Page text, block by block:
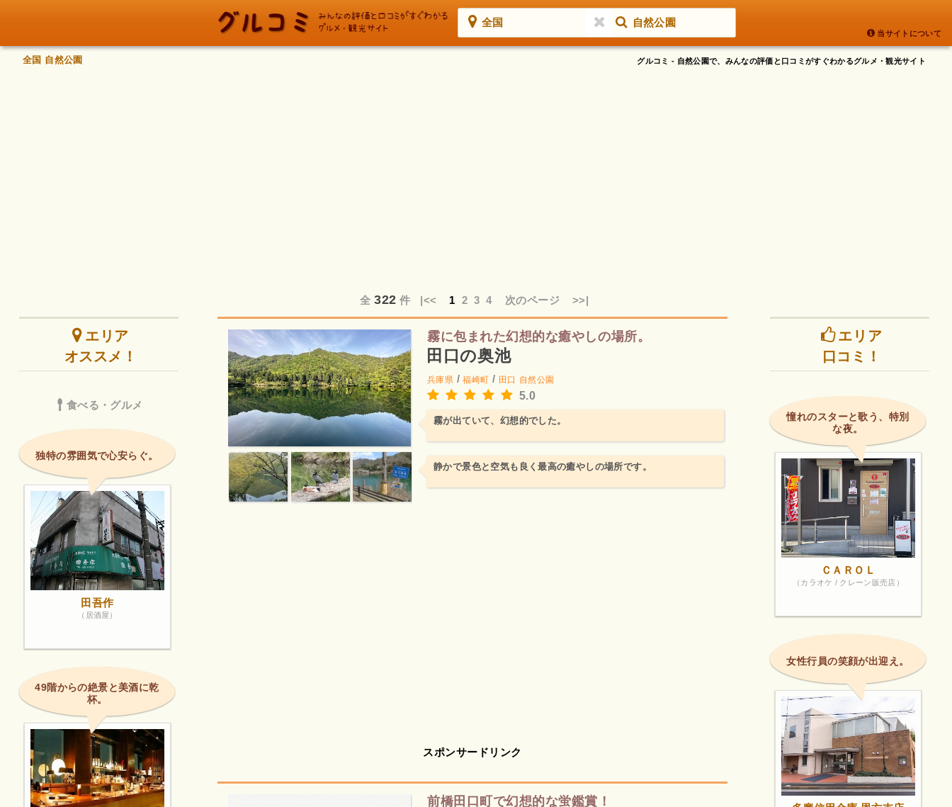
全国 自然公園
当サイトについて
グルコミ - 自然公園で、みんなの評価と口コミがすぐわかるグルメ・観光サイト
全国 自然公園
全322 件 |<< 1 2 3 4 次のページ >>|
霧に包まれた幻想的な癒やしの場所。
田口の奥池
兵庫県 /福崎町 / 田口 自然公園
5.0
霧が出ていて、幻想的でした。
静かで景色と空気も良く最高の癒やしの場所です。
スポンサードリンク
前橋田口町で幻想的な蛍鑑賞！
エリア
オススメ！
食べる・グルメ
独特の雰囲気で心安らぐ。
田吾作
（居酒屋）
49階からの絶景と美酒に乾
杯。
エリア
口コミ！
憧れのスターと歌う、特別
な夜。
ＣＡＲＯＬ
（カラオケ / クレーン販売店）
女性行員の笑顔が出迎え。